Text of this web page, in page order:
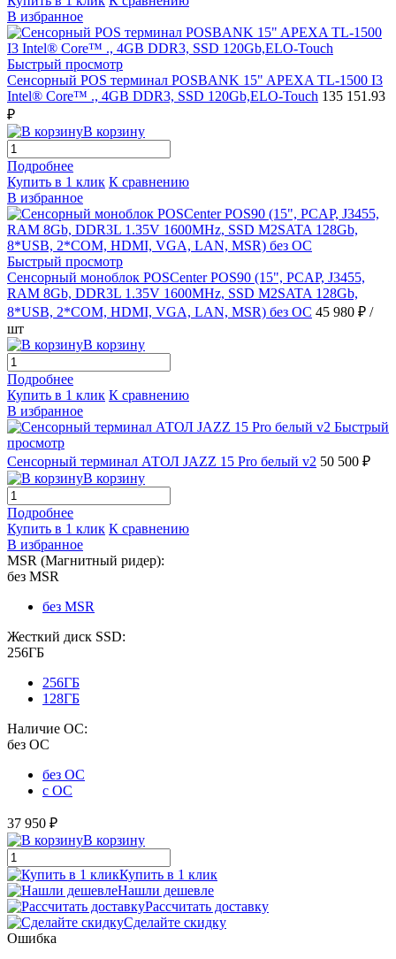
В избранное
Быстрый просмотр
Сенсорный POS терминал POSBANK 15" APEXA TL-1500 I3
Intel® Core™ ., 4GB DDR3, SSD 120Gb,ELO-Touch 135 151.93
₽
В корзину
Подробнее
Купить в 1 клик К сравнению
В избранное
Быстрый просмотр
Сенсорный моноблок POSCenter POS90 (15", PCAP, J3455,
RAM 8Gb, DDR3L 1.35V 1600MHz, SSD M2SATA 128Gb,
8*USB, 2*COM, HDMI, VGA, LAN, MSR) без ОС 45 980 ₽ /
шт
В корзину
Подробнее
Купить в 1 клик К сравнению
В избранное
Быстрый
просмотр
Сенсорный терминал АТОЛ JAZZ 15 Pro белый v2 50 500 ₽
В корзину
Подробнее
Купить в 1 клик К сравнению
В избранное
MSR (Магнитный ридер):
без MSR
без MSR
Жесткий диск SSD:
256ГБ
256ГБ
128ГБ
Наличие ОС:
без ОС
без ОС
с ОС
37 950 ₽
В корзину
Купить в 1 клик
Нашли дешевле
Рассчитать доставку
Сделайте скидку
Ошибка